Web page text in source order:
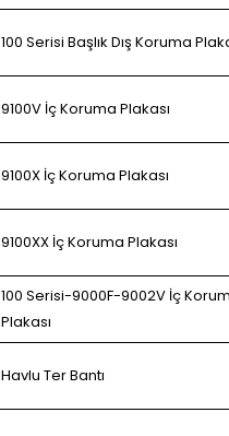
100 Serisi Başlık Dış Koruma
9100V İç Koruma Plakası
9100X İç Koruma Plakası
9100XX İç Koruma Plakası
100 Serisi-9000F-9002V İç
Plakası
Havlu Ter Bantı